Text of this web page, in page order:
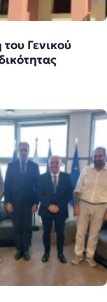
Γενικού